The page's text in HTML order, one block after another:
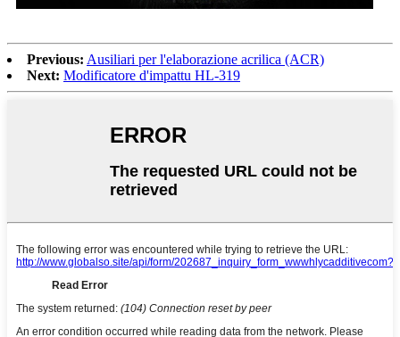
Previous: Ausiliari per l'elaborazione acrilica (ACR)
Next: Modificatore d'impattu HL-319